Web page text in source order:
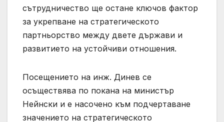
сътрудничество ще остане ключов фактор
за укрепване на стратегическото
партньорство между двете държави и
развитието на устойчиви отношения.
Посещението на инж. Динев се
осъществява по покана на министър
Нейнски и е насочено към подчертаване
значението на стратегическото